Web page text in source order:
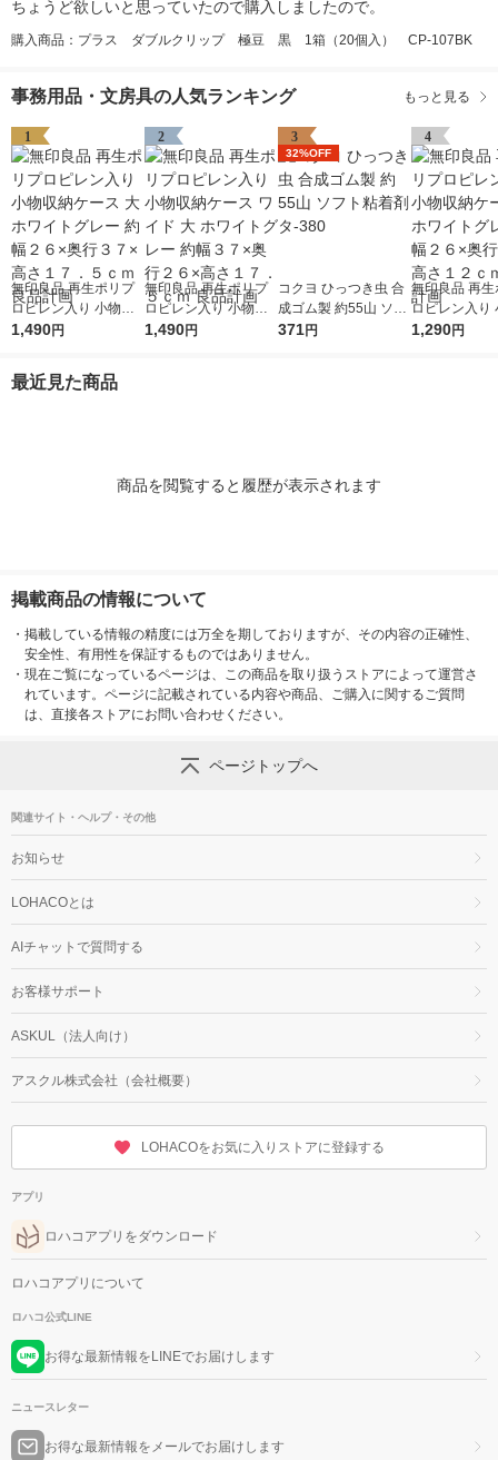
ちょうど欲しいと思っていたので購入しましたので。
購入商品：プラス ダブルクリップ 極豆 黒 1箱（20個入） CP-107BK
事務用品・文房具の人気ランキング もっと見る
1
無印良品 再生ポリプ
ロピレン入り 小物収
納ケース 大 ホワイト
ｍ 良品計画
1,490円
2
無印良品 再生ポリプ
ロピレン入り 小物収
納ケース ワイド 大 ホ
1,490円
3
32%OFF
コクヨ ひっつき虫 合
成ゴム製 約55山 ソフ
ト粘着剤 タ-380
371円
4
無印良品 再生
ロピレン入り
納ケース 中
1,290円
最近見た商品
商品を閲覧すると履歴が表示されます
掲載商品の情報について
・ 掲載している情報の精度には万全を期しておりますが、その内容の正確性、
安全性、有用性を保証するものではありません。
・ 現在ご覧になっているページは、この商品を取り扱うストアによって運営さ
れています。ページに記載されている内容や商品、ご購入に関するご質問
は、直接各ストアにお問い合わせください。
ページトップへ
関連サイト・ヘルプ・その他
お知らせ
LOHACOとは
AIチャットで質問する
お客様サポート
ASKUL（法人向け）
アスクル株式会社（会社概要）
LOHACOをお気に入りストアに登録する
アプリ
ロハコアプリをダウンロード
ロハコアプリについて
ロハコ公式LINE
お得な最新情報をLINEでお届けします
ニュースレター
お得な最新情報をメールでお届けします